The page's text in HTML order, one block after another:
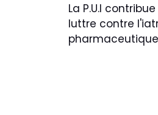
La P.U.I
luttre contre